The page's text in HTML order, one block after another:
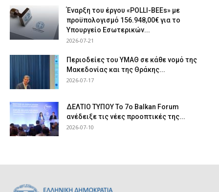
Έναρξη του έργου «POLLI-BEEs» με
προϋπολογισμό 156.948,00€ για το
Υπουργείο Εσωτερικών...
2026-07-21
Περιοδείες του ΥΜΑΘ σε κάθε νομό της
Μακεδονίας και της Θράκης...
2026-07-17
ΔΕΛΤΙΟ ΤΥΠΟΥ Το 7ο Balkan Forum
ανέδειξε τις νέες προοπτικές της...
2026-07-10